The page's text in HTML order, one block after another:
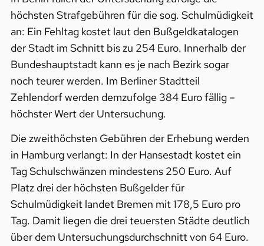
höchsten Strafgebühren für die sog. Schulmüdigkeit
an: Ein Fehltag kostet laut den Bußgeldkatalogen
der Stadt im Schnitt bis zu 254 Euro. Innerhalb der
Bundeshauptstadt kann es je nach Bezirk sogar
noch teurer werden. Im Berliner Stadtteil
Zehlendorf werden demzufolge 384 Euro fällig –
höchster Wert der Untersuchung.
Die zweithöchsten Gebühren der Erhebung werden
in Hamburg verlangt: In der Hansestadt kostet ein
Tag Schulschwänzen mindestens 250 Euro. Auf
Platz drei der höchsten Bußgelder für
Schulmüdigkeit landet Bremen mit 178,5 Euro pro
Tag. Damit liegen die drei teuersten Städte deutlich
über dem Untersuchungsdurchschnitt von 64 Euro.